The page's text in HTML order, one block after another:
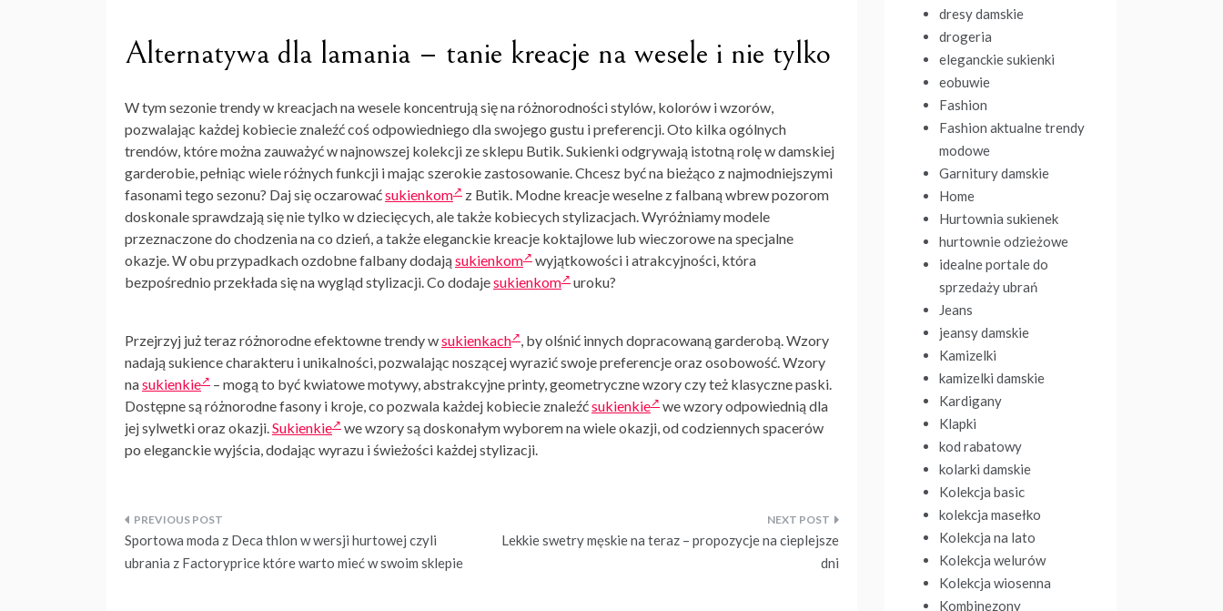
Alternatywa dla lamania – tanie kreacje na wesele i nie tylko
W tym sezonie trendy w kreacjach na wesele koncentrują się na różnorodności stylów, kolorów i wzorów,
pozwalając każdej kobiecie znaleźć coś odpowiedniego dla swojego gustu i preferencji. Oto kilka ogólnych
trendów, które można zauważyć w najnowszej kolekcji ze sklepu Butik. Sukienki odgrywają istotną rolę w damskiej
garderobie, pełniąc wiele różnych funkcji i mając szerokie zastosowanie. Chcesz być na bieżąco z najmodniejszymi
fasonami tego sezonu? Daj się oczarowaćsukienkom
z Butik. Modne kreacje weselne z falbaną wbrew pozorom
doskonale sprawdzają się nie tylko w dziecięcych, ale także kobiecych stylizacjach. Wyróżniamy modele
przeznaczone do chodzenia na co dzień, a także eleganckie kreacje koktajlowe lub wieczorowe na specjalne
okazje. W obu przypadkach ozdobne falbany dodająsukienkom
wyjątkowości i atrakcyjności, która
bezpośrednio przekłada się na wygląd stylizacji. Co dodajesukienkom uroku?
Przejrzyj już teraz różnorodne efektowne trendy wsukienkach , by olśnić innych dopracowaną garderobą. Wzory
nadają sukience charakteru i unikalności, pozwalając noszącej wyrazić swoje preferencje oraz osobowość. Wzory
nasukienkie
– mogą to być kwiatowe motywy, abstrakcyjne printy, geometryczne wzory czy też klasyczne paski.
Dostępne są różnorodne fasony i kroje, co pozwala każdej kobiecie znaleźćsukienkie
we wzory odpowiednią dla
jej sylwetki oraz okazji.Sukienkie
we wzory są doskonałym wyborem na wiele okazji, od codziennych spacerów
po eleganckie wyjścia, dodając wyrazu i świeżości każdej stylizacji.
Nawigacja
wpisu
Sportowa moda z Deca thlon w wersji hurtowej czyli
ubrania z Factoryprice które warto mieć w swoim sklepie
Lekkie swetry męskie na teraz – propozycje na cieplejsze
dni
dresy damskie
drogeria
eleganckie sukienki
eobuwie
Fashion
Fashion aktualne trendy
modowe
Garnitury damskie
Home
Hurtownia sukienek
hurtownie odzieżowe
idealne portale do
sprzedaży ubrań
Jeans
jeansy damskie
Kamizelki
kamizelki damskie
Kardigany
Klapki
kod rabatowy
kolarki damskie
Kolekcja basic
kolekcja masełko
Kolekcja na lato
Kolekcja welurów
Kolekcja wiosenna
Kombinezony